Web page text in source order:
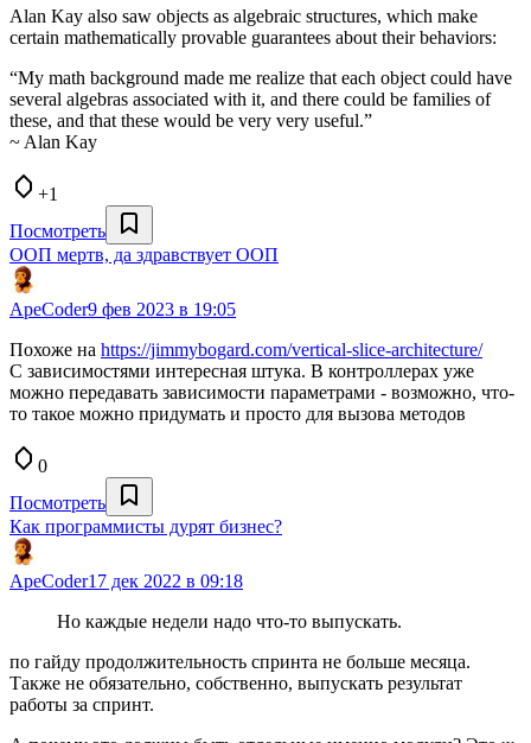
Alan Kay also saw objects as algebraic structures, which make
certain mathematically provable guarantees about their behaviors:
“My math background made me realize that each object could have
several algebras associated with it, and there could be families of
these, and that these would be very very useful.”
~ Alan Kay
+1
Посмотреть
ООП мертв, да здравствует ООП
ApeCoder9 фев 2023 в 19:05
Похоже на https://jimmybogard.com/vertical-slice-architecture/
С зависимостями интересная штука. В контроллерах уже
можно передавать зависимости параметрами - возможно, что-
то такое можно придумать и просто для вызова методов
0
Посмотреть
Как программисты дурят бизнес?
ApeCoder17 дек 2022 в 09:18
Но каждые недели надо что-то выпускать.
по гайду продолжительность спринта не больше месяца.
Также не обязательно, собственно, выпускать результат
работы за спринт.